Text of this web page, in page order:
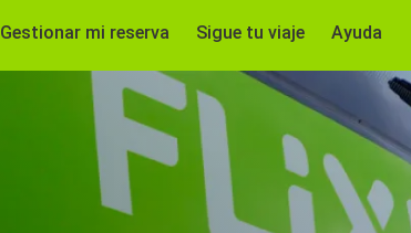
Gestionar mi reserva Sigue tu viaje Ayuda